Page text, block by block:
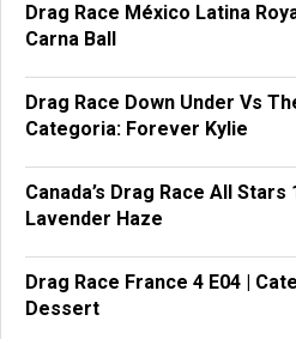
Drag Race México Latina
Carna Ball
Drag Race Down Under Vs
Categoria: Forever Kylie
Canada’s Drag Race All
Lavender Haze
Drag Race France 4 E04 |
Dessert